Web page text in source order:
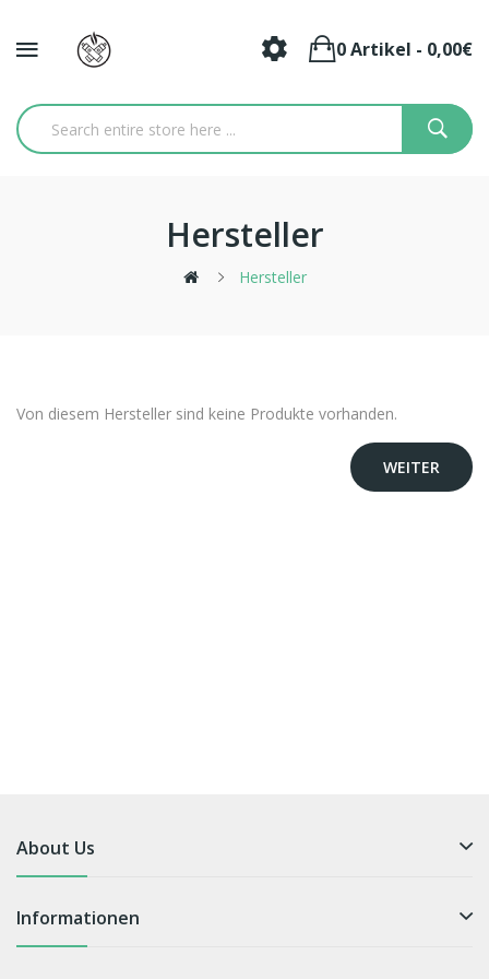
0 Artikel - 0,00€
Hersteller
Hersteller
Von diesem Hersteller sind keine Produkte vorhanden.
WEITER
About Us
Informationen